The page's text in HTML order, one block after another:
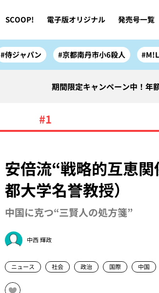
SCOOP! 電子版オリジナル 発売号一覧
#侍ジャパン #京都南丹市小6殺人
期間限定キャンペーン中！年
#1
安倍流“戦略的互恵関
都大学名誉教授）
中国に克つ“三賢人の処方箋”
中西 輝政
ニュース 社会 政治 国際 中国